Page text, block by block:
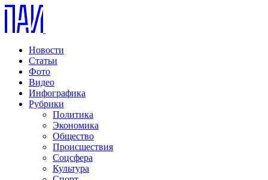
Новости
Статьи
Фото
Видео
Инфографика
Рубрики
Политика
Экономика
Общество
Происшествия
Соцсфера
Культура